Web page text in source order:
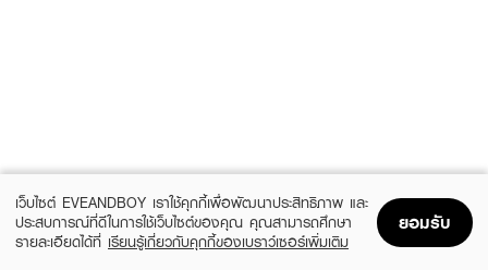
เว็บไซต์ EVEANDBOY เราใช้คุกกี้เพื่อพัฒนาประสิทธิภาพ และ
ประสบการณ์ที่ดีในการใช้เว็บไซต์ของคุณ คุณสามารถศึกษา
รายละเอียดได้ที่ เรียนรู้เกี่ยวกับคุกกี้ของเบราว์เซอร์เพิ่มเติม
ยอมรับ